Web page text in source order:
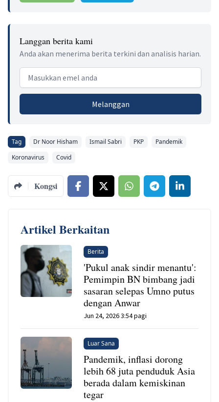
Langgan berita kami
Anda akan menerima berita terkini dan analisis harian.
Email address
Melanggan
Tag Dr Noor Hisham Ismail Sabri PKP
Pandemik
Koronavirus
Covid
Kongsi
Artikel Berkaitan
Berita
'Pukul anak sindir menantu':
Pemimpin BN bimbang jadi
sasaran selepas Umno putus
dengan Anwar
Jun 24, 2026 3:54 pagi
Luar Sana
Pandemik, inflasi dorong
lebih 68 juta penduduk Asia
berada dalam kemiskinan
tegar